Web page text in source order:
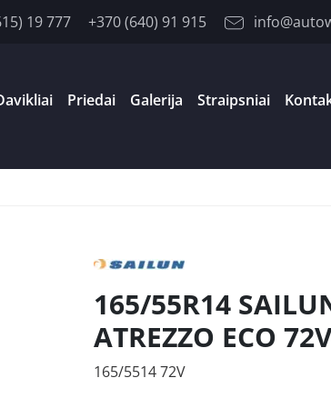
19 777 +370 (640) 91 915
Priedai Galerija Straipsniai
165/55R14
ATREZZO ECO
165/5514 72V